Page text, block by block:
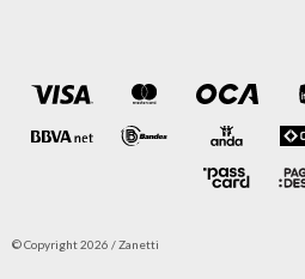
© Copyright 2026 / Zanetti